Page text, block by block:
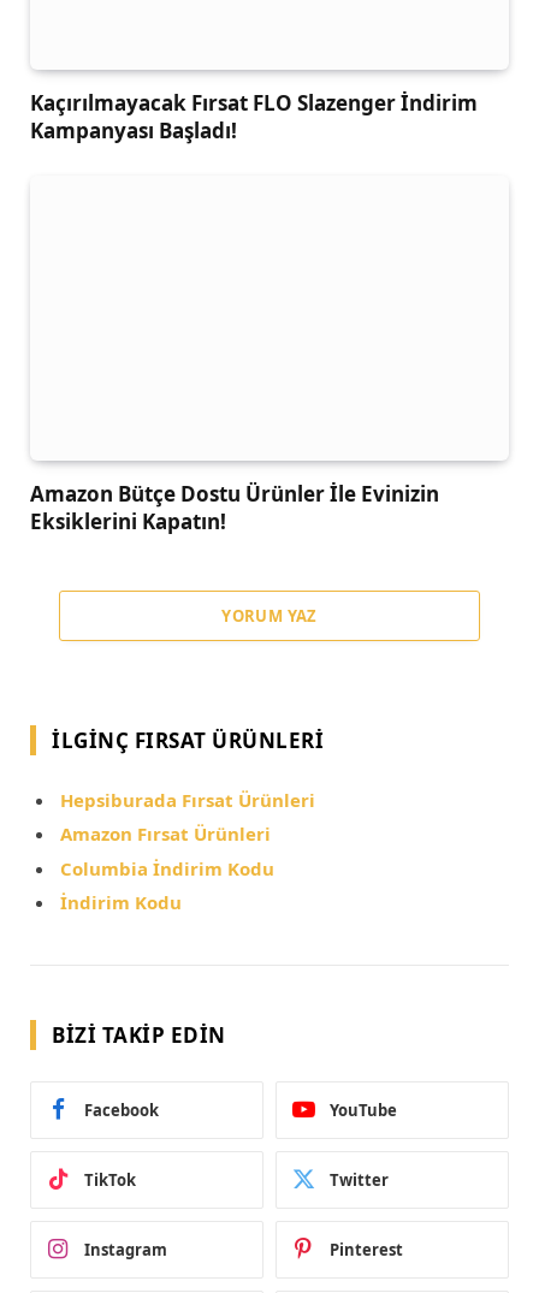
Kaçırılmayacak Fırsat FLO Slazenger İndirim
Kampanyası Başladı!
Amazon Bütçe Dostu Ürünler İle Evinizin
Eksiklerini Kapatın!
YORUM YAZ
İLGINÇ FIRSAT ÜRÜNLERI
Hepsiburada Fırsat Ürünleri
Amazon Fırsat Ürünleri
Columbia İndirim Kodu
İndirim Kodu
BIZI TAKIP EDIN
Facebook YouTube
TikTok Twitter
Instagram Pinterest